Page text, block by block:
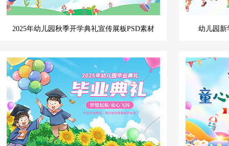
2025年幼儿园秋季开学典礼宣传展板PSD素材 幼儿园新